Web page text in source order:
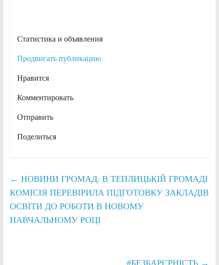
Статистика и объявления
Продвигать публикацию
Нравится
Комментировать
Отправить
Поделиться
← НОВИНИ ГРОМАД: В ТЕПЛИЦЬКІЙ ГРОМАДІ
КОМІСІЯ ПЕРЕВІРИЛА ПІДГОТОВКУ ЗАКЛАДІВ
ОСВІТИ ДО РОБОТИ В НОВОМУ
НАВЧАЛЬНОМУ РОЦІ
#БЕЗБАРЄРНІСТЬ →